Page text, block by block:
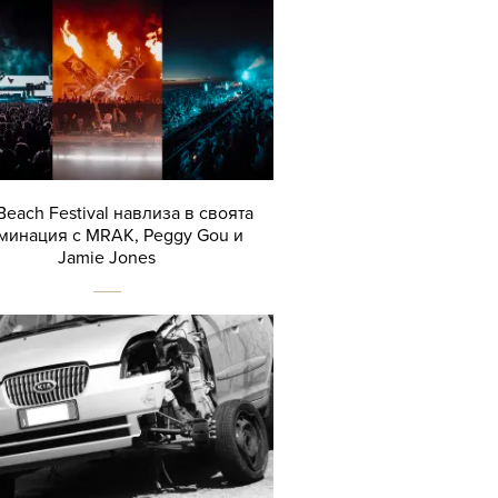
Festival навлиза в своята
с MRAK, Peggy Gou и
Jamie Jones